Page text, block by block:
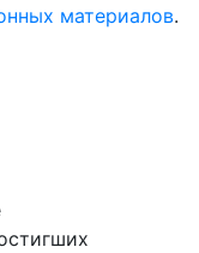
материалов.